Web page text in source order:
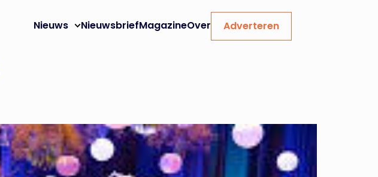
Nieuws NieuwsbriefMagazineOver Adverteren